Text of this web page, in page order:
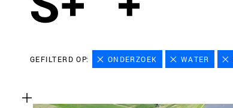
GEFILTERD OP: ONDERZOEK WATER